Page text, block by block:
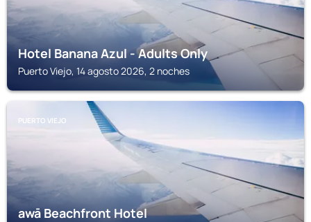
Hotel Banana Azul - Adults Only
Puerto Viejo, 14 agosto 2026, 2 noches
PUERTO VIEJO
awā Beachfront Hotel